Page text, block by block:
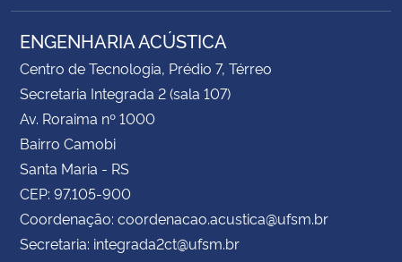
ENGENHARIA ACÚSTICA
Centro de Tecnologia, Prédio 7, Térreo
Secretaria Integrada 2 (sala 107)
Av. Roraima nº 1000
Bairro Camobi
Santa Maria - RS
CEP: 97.105-900
Coordenação: coordenacao.acustica@ufsm.br
Secretaria: integrada2ct@ufsm.br